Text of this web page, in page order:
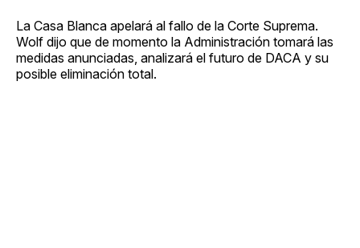
La Casa Blanca apelará al fallo de la Corte Suprema.
Wolf dijo que de momento la Administración tomará las
medidas anunciadas, analizará el futuro de DACA y su
posible eliminación total.